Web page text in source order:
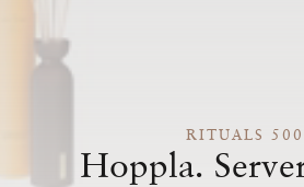
RITUALS 500
Hoppla.